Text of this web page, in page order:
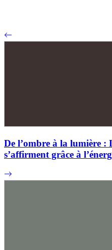
De l’ombre à la lumière :
s’affirment grâce à